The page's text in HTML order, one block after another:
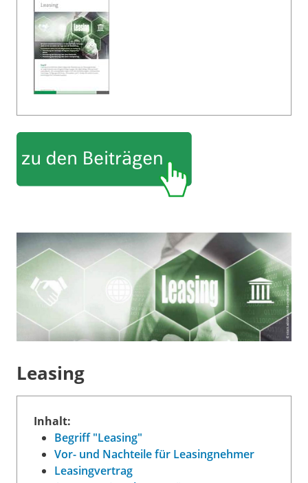
Leasing
Inhalt:
Begriff "Leasing"
Vor- und Nachteile für Leasingnehmer
Leasingvertrag